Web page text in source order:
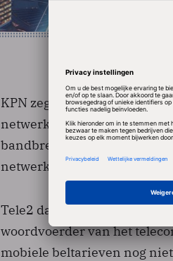
KPN zegt extra omzet
netwerktechnologie en
bandbreedtes voor mobiel
netwerk noodzakelijk.
Tele2 daarentegen ziet de
woordvoerder van het
mobiele beltarieven nog